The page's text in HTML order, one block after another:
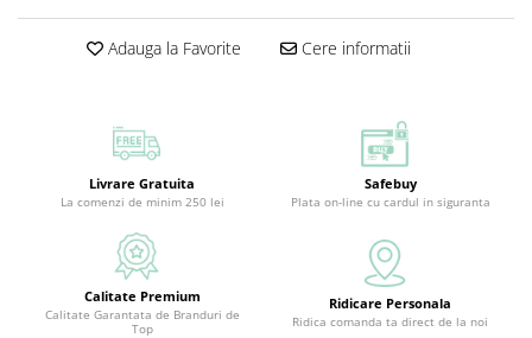
Adauga la Favorite Cere informatii
Livrare Gratuita
La comenzi de minim 250 lei
Safebuy
Plata on-line cu cardul in siguranta
Calitate Premium
Calitate Garantata de Branduri de
Top
Ridicare Personala
Ridica comanda ta direct de la noi